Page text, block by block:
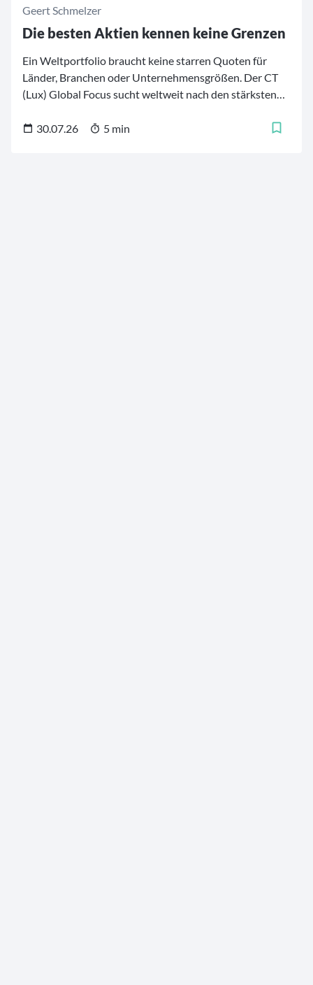
Geert Schmelzer
Die besten Aktien kennen keine Grenzen
Ein Weltportfolio braucht keine starren Quoten für
Länder, Branchen oder Unternehmensgrößen. Der CT
(Lux) Global Focus sucht weltweit nach den stärksten
Industrieländern bis zu ausgewählten
30.07.26 5 min